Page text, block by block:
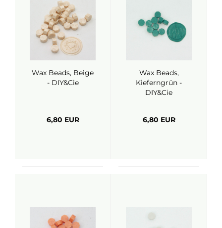
Wax Beads, Beige
- DIY&Cie
6,80 EUR
Wax Beads,
Kieferngrün -
DIY&Cie
6,80 EUR